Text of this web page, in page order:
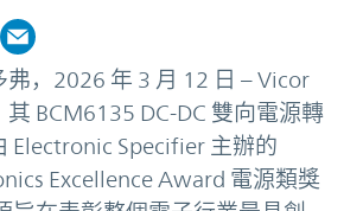
，2026 年 3 月 12 日 – Vicor
BCM6135 DC-DC 雙向電源轉
Electronic Specifier 主辦的
Excellence Award 電源類獎